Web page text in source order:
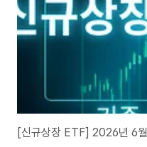
전자, SK하이닉..
[신규상장 ETF] 2026년 6